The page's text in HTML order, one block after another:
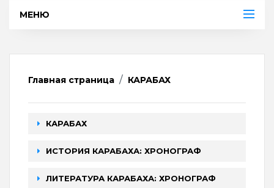
МЕНЮ
Главная страница КАРАБАХ
КАРАБАХ
ИСТОРИЯ КАРАБАХА: ХРОНОГРАФ
ЛИТЕРАТУРА КАРАБАХА: ХРОНОГРАФ